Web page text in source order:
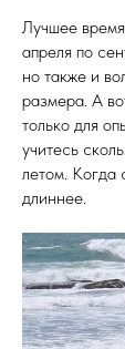
Лучшее
апреля по
но также и
размера. А
только для
учитесь
летом. Когда
длиннее.